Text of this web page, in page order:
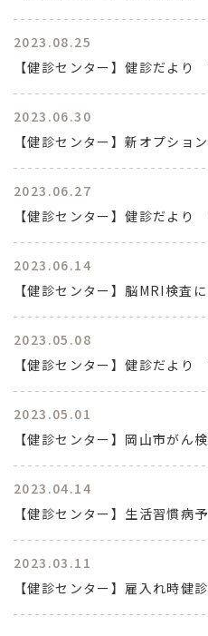
2023.08.25
【健診センター】健診だよ
2023.06.30
【健診センター】新オプシ
2023.06.27
【健診センター】健診だよ
2023.06.14
【健診センター】脳MRI検査
2023.05.08
【健診センター】健診だよ
2023.05.01
【健診センター】岡山市がん
2023.04.14
【健診センター】生活習慣病
2023.03.11
【健診センター】雇入れ時健